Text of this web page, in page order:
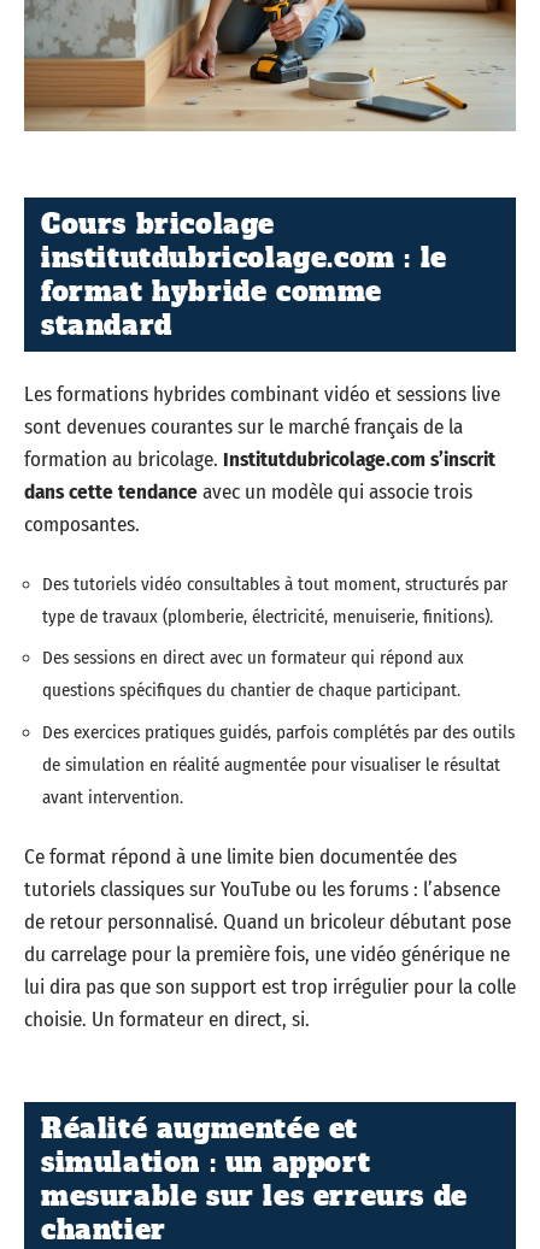
Cours bricolage
institutdubricolage.com : le
format hybride comme
standard
Les formations hybrides combinant vidéo et sessions live
sont devenues courantes sur le marché français de la
formation au bricolage. Institutdubricolage.com s’inscrit
dans cette tendanceavec un modèle qui associe trois
composantes.
Des tutoriels vidéo consultables à tout moment, structurés par
type de travaux (plomberie, électricité, menuiserie, finitions).
Des sessions en direct avec un formateur qui répond aux
questions spécifiques du chantier de chaque participant.
Des exercices pratiques guidés, parfois complétés par des outils
de simulation en réalité augmentée pour visualiser le résultat
avant intervention.
Ce format répond à une limite bien documentée des
tutoriels classiques sur YouTube ou les forums : l’absence
de retour personnalisé. Quand un bricoleur débutant pose
du carrelage pour la première fois, une vidéo générique ne
lui dira pas que son support est trop irrégulier pour la colle
choisie. Un formateur en direct, si.
Réalité augmentée et
simulation : un apport
mesurable sur les erreurs de
chantier